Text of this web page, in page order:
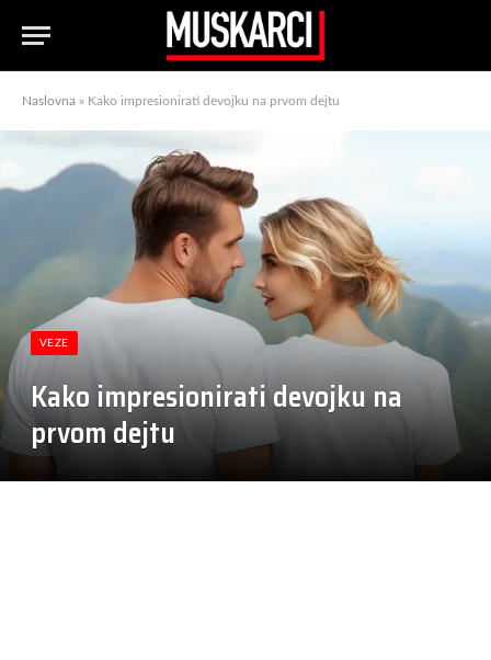
Naslovna » Kako impresionirati devojku na prvom dejtu
VEZE
Kako impresionirati devojku na
prvom dejtu